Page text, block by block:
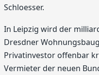
Schloesser.
In Leipzig wird der
Dresdner
Privatinvestor offenbar
Vermieter der neuen